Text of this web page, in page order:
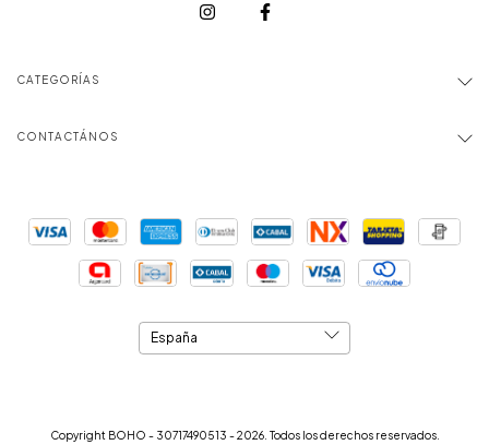
CATEGORÍAS
CONTACTÁNOS
Copyright BOHO - 30717490513 - 2026. Todos los derechos reservados.